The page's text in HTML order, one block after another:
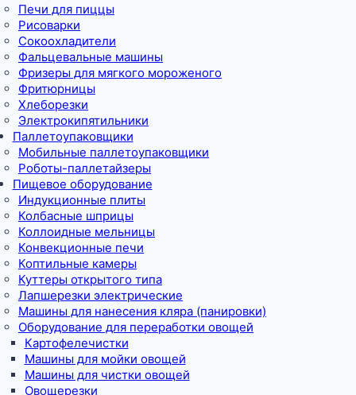
Печи для пиццы
Рисоварки
Сокоохладители
Фальцевальные машины
Фризеры для мягкого мороженого
Фритюрницы
Хлеборезки
Электрокипятильники
Паллетоупаковщики
Мобильные паллетоупаковщики
Роботы-паллетайзеры
Пищевое оборудование
Индукционные плиты
Колбасные шприцы
Коллоидные мельницы
Конвекционные печи
Коптильные камеры
Куттеры открытого типа
Лапшерезки электрические
Машины для нанесения кляра (панировки)
Оборудование для переработки овощей
Картофелечистки
Машины для мойки овощей
Машины для чистки овощей
Овощерезки